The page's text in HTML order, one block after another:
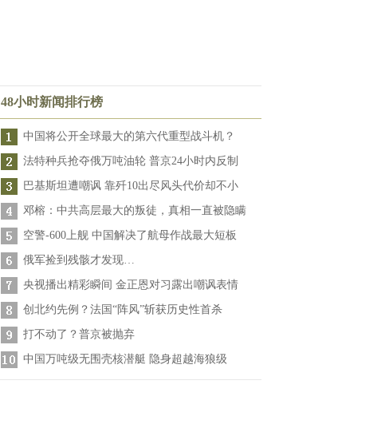
48小时新闻排行榜
中国将公开全球最大的第六代重型战斗机？
法特种兵抢夺俄万吨油轮 普京24小时内反制
巴基斯坦遭嘲讽 靠歼10出尽风头代价却不小
邓榕：中共高层最大的叛徒，真相一直被隐瞒
空警-600上舰 中国解决了航母作战最大短板
俄军捡到残骸才发现…
央视播出精彩瞬间 金正恩对习露出嘲讽表情
创北约先例？法国“阵风”斩获历史性首杀
打不动了？普京被抛弃
中国万吨级无围壳核潜艇 隐身超越海狼级